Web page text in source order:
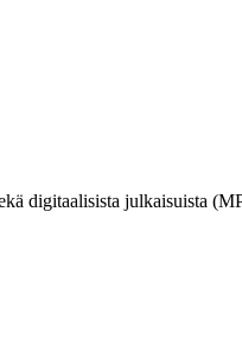
digitaalisista julkaisuista